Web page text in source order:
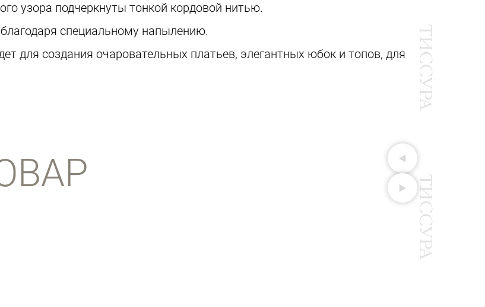
узора подчеркнуты тонкой кордовой нитью.
специальному напылению.
для создания очаровательных платьев, элегантных юбок и топов, для